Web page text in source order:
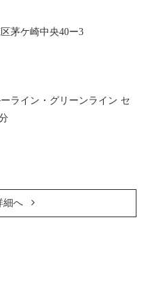
茅ケ崎中央40ー3
ライン・グリーンライン セ
細へ